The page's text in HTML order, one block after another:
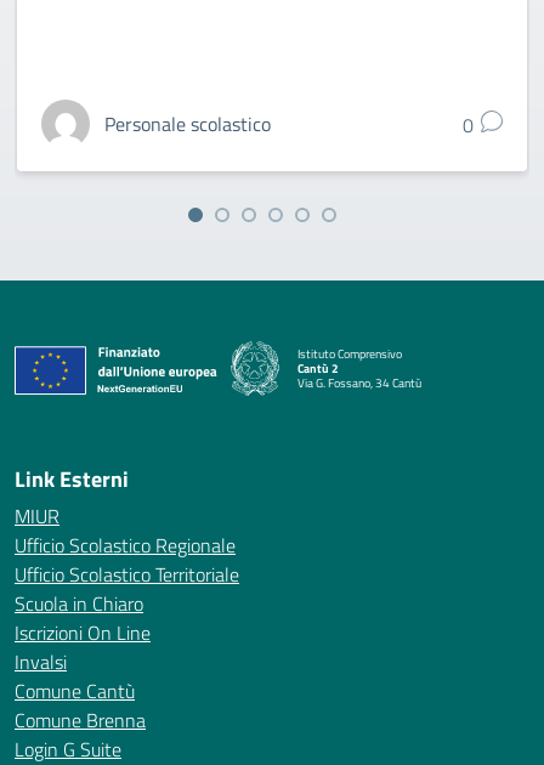
Personale scolastico 0
Istituto Comprensivo
Cantù 2
Via G. Fossano, 34 Cantù
— Visita la pagina iniziale della scuola
Link Esterni
MIUR
Ufficio Scolastico Regionale
Ufficio Scolastico Territoriale
Scuola in Chiaro
Iscrizioni On Line
Invalsi
Comune Cantù
Comune Brenna
Login G Suite